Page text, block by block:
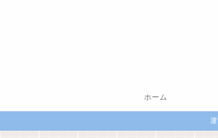
ホーム